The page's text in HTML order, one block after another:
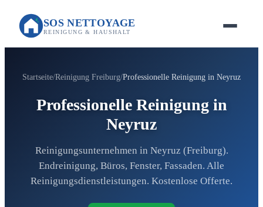
SOS NETTOYAGE
REINIGUNG & HAUSHALT
Startseite Reinigung Freiburg Professionelle Reinigung in Neyruz
Professionelle Reinigung in
Neyruz
Reinigungsunternehmen in Neyruz (Freiburg).
Endreinigung, Büros, Fenster, Fassaden. Alle
Reinigungsdienstleistungen. Kostenlose Offerte.